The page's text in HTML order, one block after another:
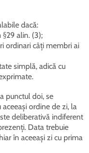
dacă:
alin. (3);
ordinari câți membri ai
simplă, adică cu
punctul doi, se
ordine de zi, la
deliberativă indiferent
Data trebuie
în aceeași zi cu prima